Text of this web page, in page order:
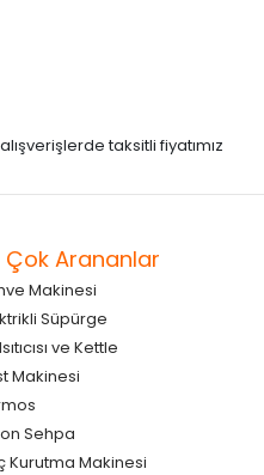
taksitli fiyatımız
Çok Arananlar
Makinesi
Süpürge
ve Kettle
Makinesi
Sehpa
Kurutma Makinesi